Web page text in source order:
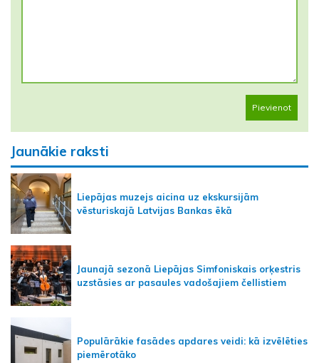
Pievienot
Jaunākie raksti
Liepājas muzejs aicina uz ekskursijām
vēsturiskajā Latvijas Bankas ēkā
Jaunajā sezonā Liepājas Simfoniskais orķestris
uzstāsies ar pasaules vadošajiem čellistiem
Populārākie fasādes apdares veidi: kā izvēlēties
piemērotāko